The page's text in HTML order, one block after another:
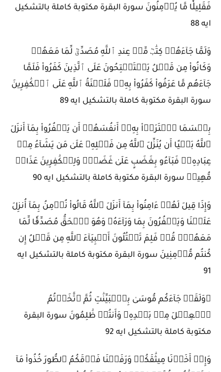
فَقَلِيلٗا مَّا يُؤۡمِنُونَ سورة البقرة مكتوبة كاملة بالتشكيل
ايه 88
وَلَمَّا جَآءَهُمۡ كِتَٰبٞ مِّنۡ عِندِ ٱللَّهِ مُصَدِّقٞ لِّمَا مَعَهُمۡ
وَكَانُواْ مِن قَبۡلُ يَسۡتَفۡتِحُونَ عَلَى ٱلَّذِينَ كَفَرُواْ فَلَمَّا
جَآءَهُم مَّا عَرَفُواْ كَفَرُواْ بِهِۦۚ فَلَعۡنَةُ ٱللَّهِ عَلَى ٱلۡكَٰفِرِينَ
سورة البقرة مكتوبة كاملة بالتشكيل ايه 89
بِئۡسَمَا ٱشۡتَرَوۡاْ بِهِۦٓ أَنفُسَهُمۡ أَن يَكۡفُرُواْ بِمَآ أَنزَلَ
ٱللَّهُ بَغۡيًا أَن يُنَزِّلَ ٱللَّهُ مِن فَضۡلِهِۦ عَلَىٰ مَن يَشَآءُ مِنۡ
عِبَادِهِۦۖ فَبَآءُو بِغَضَبٍ عَلَىٰ غَضَبٖۚ وَلِلۡكَٰفِرِينَ عَذَابٞ
مُّهِينٞ سورة البقرة مكتوبة كاملة بالتشكيل ايه 90
وَإِذَا قِيلَ لَهُمۡ ءَامِنُواْ بِمَآ أَنزَلَ ٱللَّهُ قَالُواْ نُؤۡمِنُ بِمَآ أُنزِلَ
عَلَيۡنَا وَيَكۡفُرُونَ بِمَا وَرَآءَهُۥ وَهُوَ ٱلۡحَقُّ مُصَدِّقٗا لِّمَا
مَعَهُمۡۗ قُلۡ فَلِمَ تَقۡتُلُونَ أَنۢبِيَآءَ ٱللَّهِ مِن قَبۡلُ إِن
كُنتُم مُّؤۡمِنِينَ سورة البقرة مكتوبة كاملة بالتشكيل ايه
91
۞وَلَقَدۡ جَآءَكُم مُّوسَىٰ بِٱلۡبَيِّنَٰتِ ثُمَّ ٱتَّخَذۡتُمُ
ٱلۡعِجۡلَ مِنۢ بَعۡدِهِۦ وَأَنتُمۡ ظَٰلِمُونَ سورة البقرة
مكتوبة كاملة بالتشكيل ايه 92
وَإِذۡ أَخَذۡنَا مِيثَٰقَكُمۡ وَرَفَعۡنَا فَوۡقَكُمُ ٱلطُّورَ خُذُواْ مَآ